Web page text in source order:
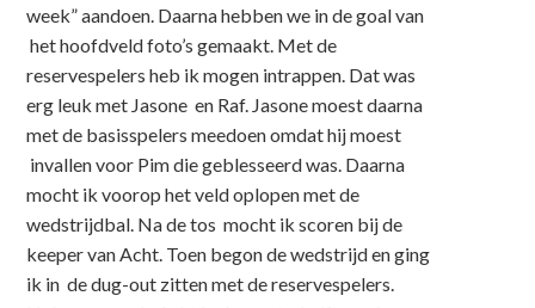
week” aandoen. Daarna hebben we in de goal van
het hoofdveld foto’s gemaakt. Met de
reservespelers heb ik mogen intrappen. Dat was
erg leuk met Jasone en Raf. Jasone moest daarna
met de basisspelers meedoen omdat hij moest
invallen voor Pim die geblesseerd was. Daarna
mocht ik voorop het veld oplopen met de
wedstrijdbal. Na de tos mocht ik scoren bij de
keeper van Acht. Toen begon de wedstrijd en ging
ik in de dug-out zitten met de reservespelers.